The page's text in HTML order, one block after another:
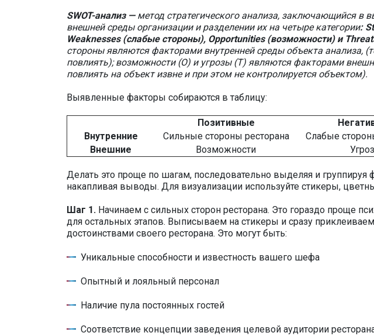
SWOT-анализ — метод стратегического анализа, заключающийся в
внешней среды организации и разделении их на четыре категории:
Weaknesses (слабые стороны), Opportunities (возможности) и
стороны являются факторами внутренней среды объекта анализа,
повлиять); возможности (O) и угрозы (T) являются факторами
повлиять на объект извне и при этом не контролируется объектом).
Выявленные факторы собираются в таблицу:
Позитивные
Внутренние
Сильные стороны ресторана
Слабые
Внешние
Возможности
Делать это проще по шагам, последовательно выделяя и
накапливая выводы. Для визуализации используйте стикеры,
Шаг 1. Начинаем с сильных сторон ресторана. Это гораздо проще
для остальных этапов. Выписываем на стикеры и сразу
достоинствами своего ресторана. Это могут быть:
Уникальные способности и известность вашего шефа
Опытный и лояльный персонал
Наличие пула постоянных гостей
Соответствие концепции заведения целевой аудитории